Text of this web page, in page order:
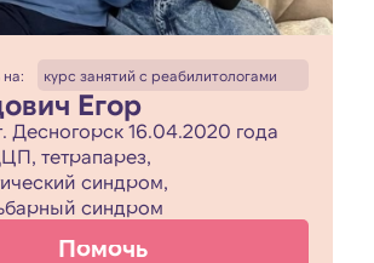
курс занятий с реабилитологами
Егор
Десногорск 16.04.2020 года
тетрапарез,
синдром,
синдром
Помочь